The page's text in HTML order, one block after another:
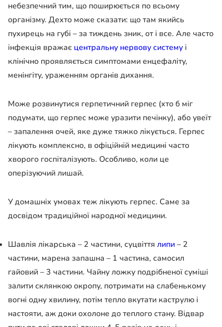
небезпечний тим, що поширюється по всьому
організму. Дехто може сказати: що там якийсь
пухирець на губі – за тиждень зник, от і все. Але часто
інфекція вражає центральну нервову систему і
клінічно проявляється симптомами енцефаліту,
менінгіту, ураженням органів дихання.
Може розвинутися герпетичний герпес (хто б міг
подумати, що герпес може уразити печінку), або увеїт
– запалення очей, яке дуже тяжко лікується. Герпес
лікують комплексно, в офіційній медицині часто
хворого госпіталізують. Особливо, коли це
оперізуючий лишай.
У домашніх умовах теж лікують герпес. Саме за
досвідом традиційної народної медицини.
Шавлія лікарська – 2 частини, суцвіття липи– 2
частини, марена запашна – 1 частина, самосил
гайовий – 3 частини. Чайну ложку подрібненої суміші
залити склянкою окропу, потримати на слабенькому
вогні одну хвилину, потім тепло вкутати каструлю і
настояти, аж доки охолоне до теплого стану. Відвар